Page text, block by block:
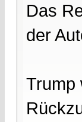
Das
der
Trump